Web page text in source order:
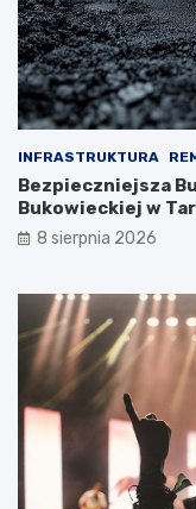
INFRASTRUKTURA
Bezpieczniejsza
Bukowieckiej w
8 sierpnia 2026